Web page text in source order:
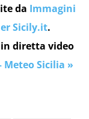
da Immagini
Sicily.it.
diretta video
Meteo Sicilia »